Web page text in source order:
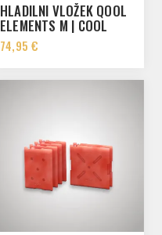
HLADILNI VLOŽEK QOOL
ELEMENTS M | COOL
AKB00361
74,95 €